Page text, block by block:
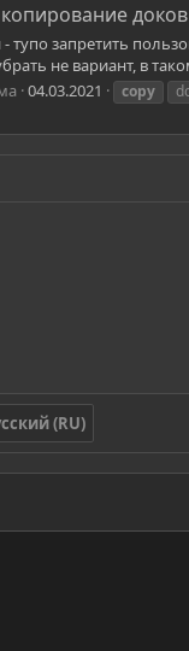
доков
- тупо запретить
не вариант, в
04.03.2021 copy
(RU)